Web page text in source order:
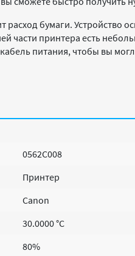
бумаги. Устройство
части принтера есть
питания, чтобы вы
0562C008
Принтер
Canon
30.0000 °C
80%